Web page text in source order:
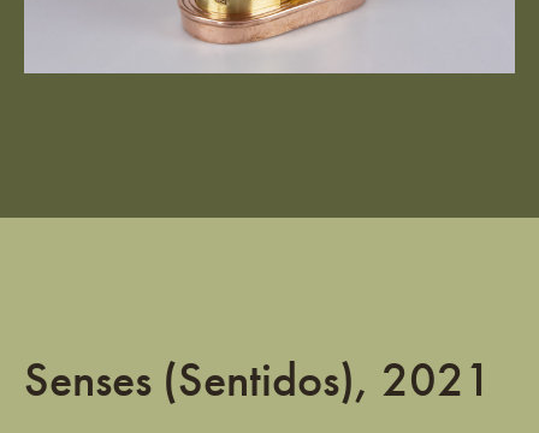
Senses (Sentidos), 2021